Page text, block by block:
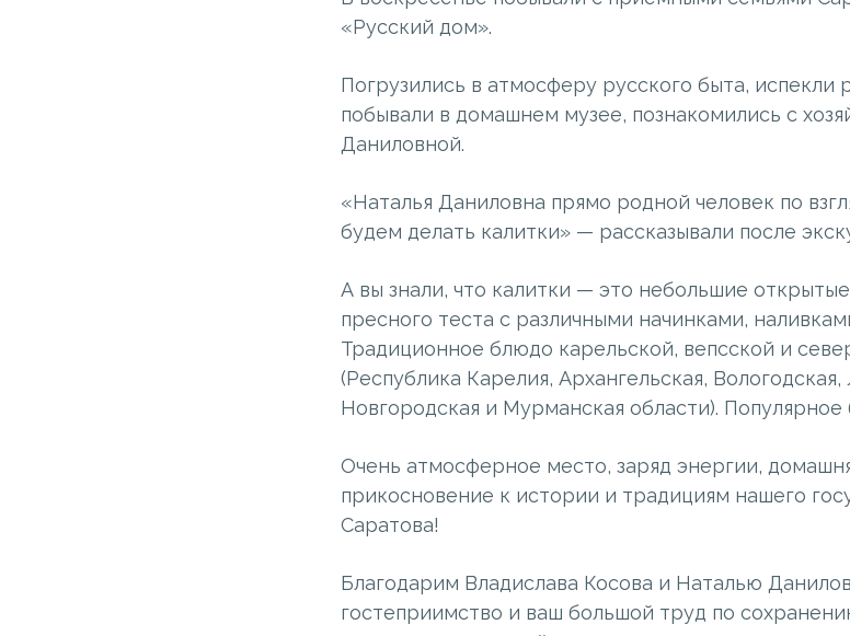
«Русский дом».
Погрузились в атмосферу русского быта,
побывали в домашнем музее, познакомились с
Даниловной.
«Наталья Даниловна прямо родной человек по
будем делать калитки» — рассказывали после
А вы знали, что калитки — это небольшие
пресного теста с различными начинками,
Традиционное блюдо карельской, вепсской и
(Республика Карелия, Архангельская, Вологодская,
Новгородская и Мурманская области).
Очень атмосферное место, заряд энергии,
прикосновение к истории и традициям нашего
Саратова!
Благодарим Владислава Косова и Наталью
гостеприимство и ваш большой труд по